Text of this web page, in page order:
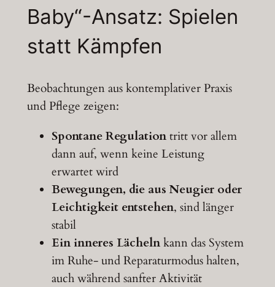
Baby“-Ansatz: Spielen
statt Kämpfen
Beobachtungen aus kontemplativer Praxis
und Pflege zeigen:
Spontane Regulationtritt vor allem
dann auf, wenn keine Leistung
erwartet wird
Bewegungen, die aus Neugier oder
Leichtigkeit entstehen, sind länger
stabil
Ein inneres Lächelnkann das System
im Ruhe- und Reparaturmodus halten,
auch während sanfter Aktivität